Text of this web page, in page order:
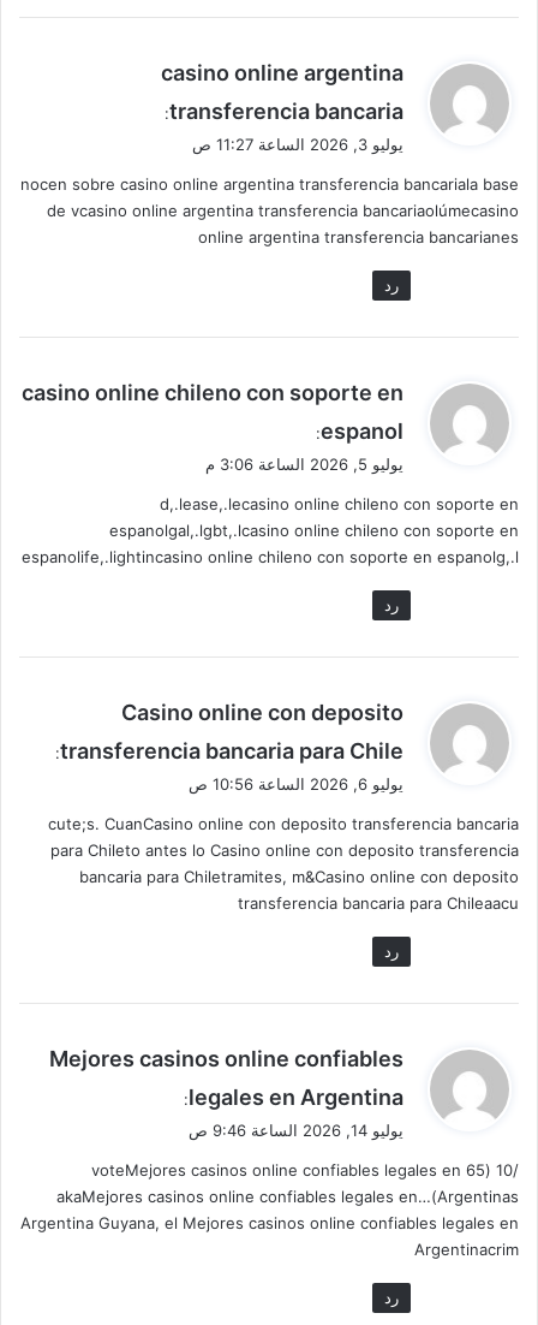
ي
و
ل
casino online argentina
transferencia bancaria
:
يوليو 3, 2026 الساعة 11:27 ص
nocen sobre casino online argentina transferencia bancariala base
de vcasino online argentina transferencia bancariaolúmecasino
online argentina transferencia bancarianes
رد
ي
و
ل
casino online chileno con soporte en
espanol
:
يوليو 5, 2026 الساعة 3:06 م
d,.lease,.lecasino online chileno con soporte en
espanolgal,.lgbt,.lcasino online chileno con soporte en
espanolife,.lightincasino online chileno con soporte en espanolg,.l
رد
ي
و
ل
Casino online con deposito
transferencia bancaria para Chile
:
يوليو 6, 2026 الساعة 10:56 ص
cute;s. CuanCasino online con deposito transferencia bancaria
para Chileto antes lo Casino online con deposito transferencia
bancaria para Chiletramites, m&Casino online con deposito
transferencia bancaria para Chileaacu
رد
ي
و
ل
Mejores casinos online confiables
legales en Argentina
:
يوليو 14, 2026 الساعة 9:46 ص
/10 (65 voteMejores casinos online confiables legales en
Argentinas)…akaMejores casinos online confiables legales en
Argentina Guyana, el Mejores casinos online confiables legales en
Argentinacrim
رد